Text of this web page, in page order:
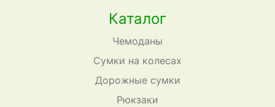
Каталог
Чемоданы
Сумки на колесах
Дорожные сумки
Рюкзаки